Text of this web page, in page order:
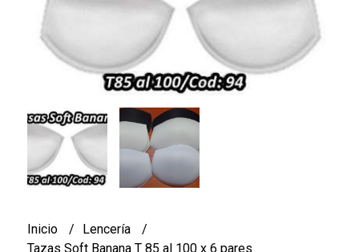
Inicio
Lencería
Tazas Soft Banana T 85 al 100 x 6 pares